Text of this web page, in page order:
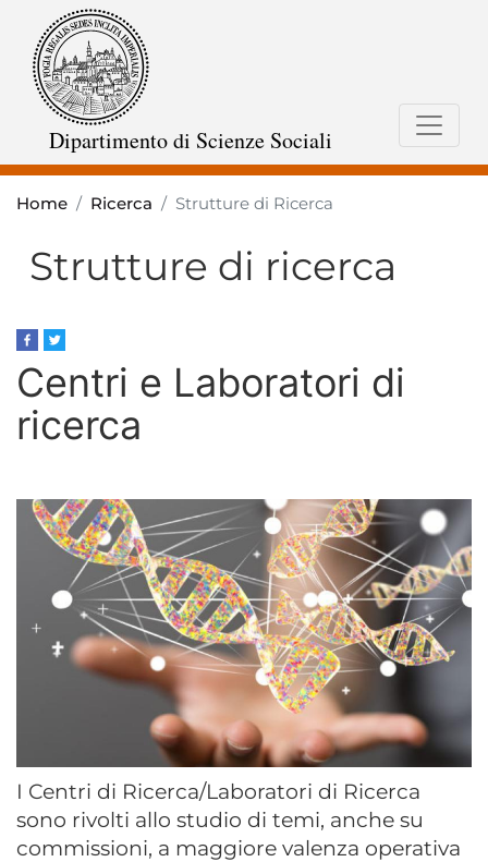
Dipartimento di Scienze Sociali
Home Ricerca Strutture di Ricerca
Strutture di ricerca
Centri e Laboratori di
ricerca
I Centri di Ricerca/Laboratori di Ricerca
sono rivolti allo studio di temi, anche su
commissioni, a maggiore valenza operativa